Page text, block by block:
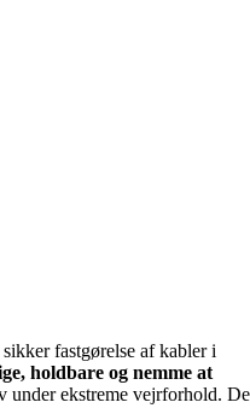
fastgørelse af kabler i
holdbare og nemme at
under ekstreme vejrforhold. De